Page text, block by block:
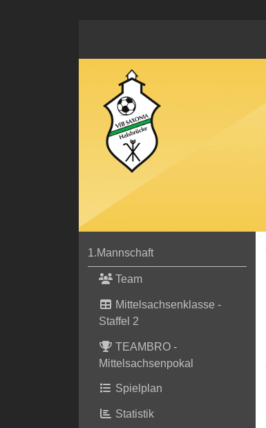
1.Mannschaft
Team
Mittelsachsenklasse -
Staffel 2
TEAMBRO -
Mittelsachsenpokal
Spielplan
Statistik